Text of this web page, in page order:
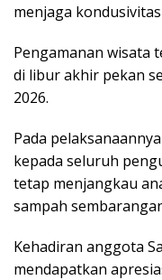
menjaga
Pengamanan wisata
di libur akhir pekan
2026.
Pada
kepada seluruh
tetap menjangkau
sampah
Kehadiran anggota
mendapatkan